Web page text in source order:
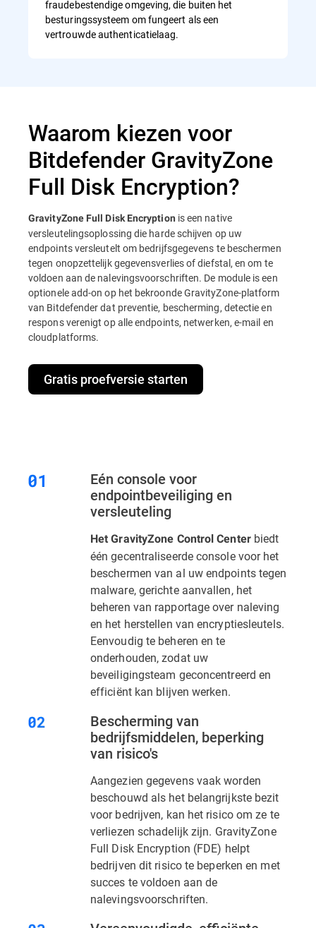
fraudebestendige omgeving, die buiten het
besturingssysteem om fungeert als een
vertrouwde authenticatielaag.
Waarom kiezen voor
Bitdefender GravityZone
Full Disk Encryption?
GravityZone Full Disk Encryption is een native
versleutelingsoplossing die harde schijven op uw
endpoints versleutelt om bedrijfsgegevens te beschermen
tegen onopzettelijk gegevensverlies of diefstal, en om te
voldoen aan de nalevingsvoorschriften. De module is een
optionele add-on op het bekroonde GravityZone-platform
van Bitdefender dat preventie, bescherming, detectie en
respons verenigt op alle endpoints, netwerken, e-mail en
cloudplatforms.
Gratis proefversie starten
Eén console voor
endpointbeveiliging en
versleuteling
Het GravityZone Control Centerbiedt
één gecentraliseerde console voor het
beschermen van al uw endpoints tegen
malware, gerichte aanvallen, het
beheren van rapportage over naleving
en het herstellen van encryptiesleutels.
Eenvoudig te beheren en te
onderhouden, zodat uw
beveiligingsteam geconcentreerd en
efficiënt kan blijven werken.
Bescherming van
bedrijfsmiddelen, beperking
van risico's
Aangezien gegevens vaak worden
beschouwd als het belangrijkste bezit
voor bedrijven, kan het risico om ze te
verliezen schadelijk zijn. GravityZone
Full Disk Encryption (FDE) helpt
bedrijven dit risico te beperken en met
succes te voldoen aan de
nalevingsvoorschriften.